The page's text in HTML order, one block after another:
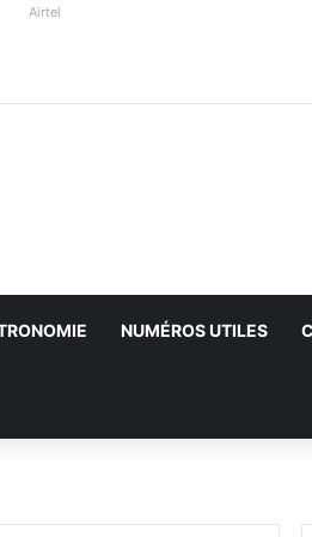
Airtel
NUMÉROS UTILES